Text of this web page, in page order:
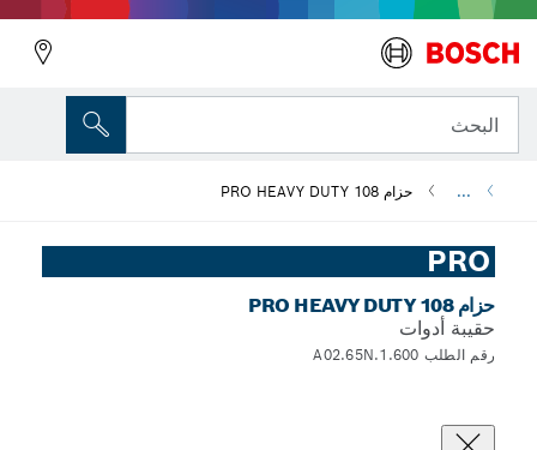
البحث
... حزام PRO HEAVY DUTY 108
PRO
حزام PRO HEAVY DUTY 108
حقيبة أدوات
رقم الطلب 1.600.A02.65N